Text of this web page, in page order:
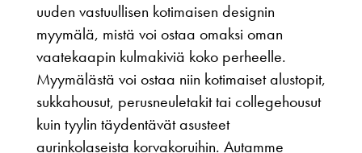
uuden vastuullisen kotimaisen designin
myymälä, mistä voi ostaa omaksi oman
vaatekaapin kulmakiviä koko perheelle.
Myymälästä voi ostaa niin kotimaiset alustopit,
sukkahousut, perusneuletakit tai collegehousut
kuin tyylin täydentävät asusteet
aurinkolaseista korvakoruihin. Autamme